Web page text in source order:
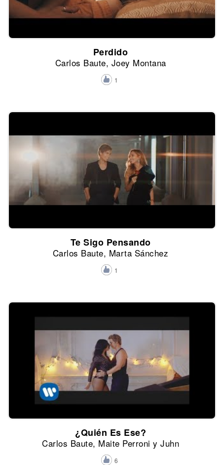
Perdido
Carlos Baute, Joey Montana
1
Te Sigo Pensando
Carlos Baute, Marta Sánchez
1
¿Quién Es Ese?
Carlos Baute, Maite Perroni y Juhn
6